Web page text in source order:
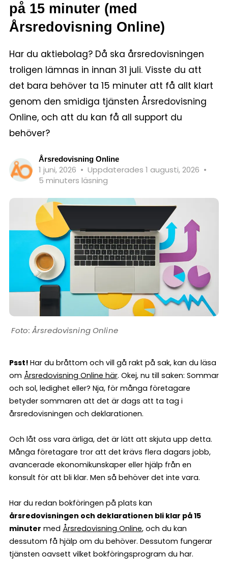
på 15 minuter (med
Årsredovisning Online)
Har du aktiebolag? Då ska årsredovisningen
troligen lämnas in innan 31 juli. Visste du att
det bara behöver ta 15 minuter att få allt klart
genom den smidiga tjänsten Årsredovisning
Online, och att du kan få all support du
behöver?
Årsredovisning Online
1 juni, 2026 • Uppdaterades 1 augusti, 2026 •
5 minuters läsning
Årsredovisning Online
Psst! Har du bråttom och vill gå rakt på sak, kan du läsa
om Årsredovisning Online här. Okej, nu till saken: Sommar
och sol, ledighet eller? Nja, för många företagare
betyder sommaren att det är dags att ta tag i
årsredovisningen och deklarationen.
Och låt oss vara ärliga, det är lätt att skjuta upp detta.
Många företagare tror att det krävs flera dagars jobb,
avancerade ekonomikunskaper eller hjälp från en
konsult för att bli klar. Men så behöver det inte vara.
Har du redan bokföringen på plats kan
årsredovisningen och deklarationen bli klar på 15
minuter med Årsredovisning Online, och du kan
dessutom få hjälp om du behöver. Dessutom fungerar
tjänsten oavsett vilket bokföringsprogram du har.